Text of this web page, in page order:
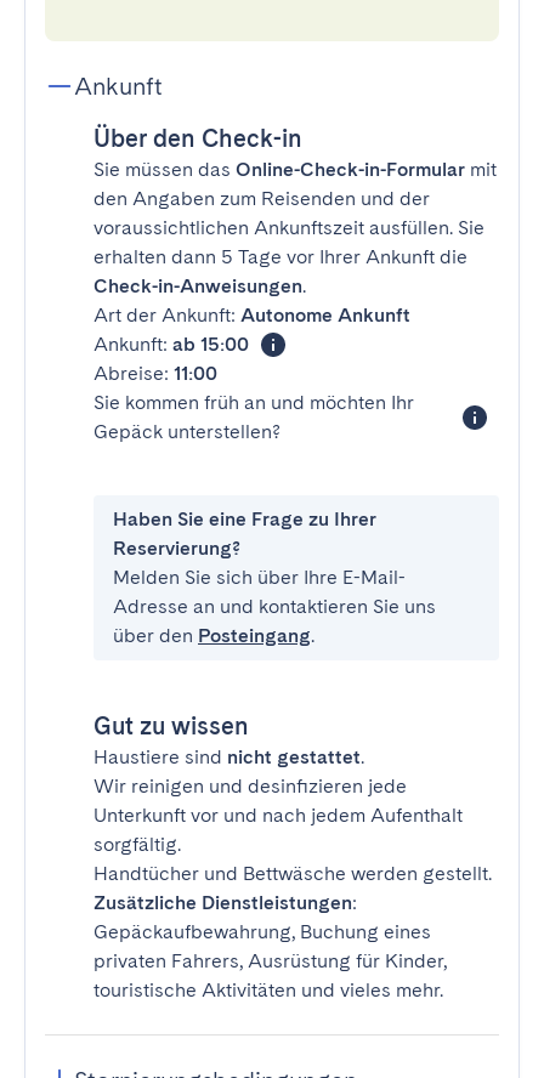
Ankunft
Über den Check-in
Sie müssen das Online-Check-in-Formular mit
den Angaben zum Reisenden und der
voraussichtlichen Ankunftszeit ausfüllen. Sie
erhalten dann 5 Tage vor Ihrer Ankunft die
Check-in-Anweisungen.
Art der Ankunft: Autonome Ankunft
Ankunft: ab 15:00
Abreise: 11:00
Sie kommen früh an und möchten Ihr
Gepäck unterstellen?
Haben Sie eine Frage zu Ihrer
Reservierung?
Melden Sie sich über Ihre E-Mail-
Adresse an und kontaktieren Sie uns
über den Posteingang.
Gut zu wissen
Haustiere sind nicht gestattet.
Wir reinigen und desinfizieren jede
Unterkunft vor und nach jedem Aufenthalt
sorgfältig.
Handtücher und Bettwäsche werden gestellt.
Zusätzliche Dienstleistungen:
Gepäckaufbewahrung, Buchung eines
privaten Fahrers, Ausrüstung für Kinder,
touristische Aktivitäten und vieles mehr.